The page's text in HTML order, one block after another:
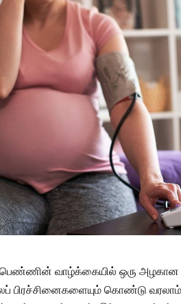
பெண்ணின் வாழ்க்கையில் ஒரு அழகான
பிரச்சினைகளையும் கொண்டு